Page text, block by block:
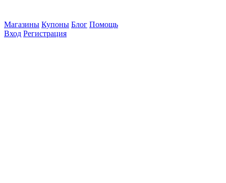
Магазины Купоны Блог Помощь
Вход Регистрация